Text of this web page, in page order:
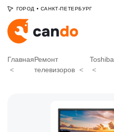
ГОРОД • САНКТ-ПЕТЕРБУРГ
ГлавнаяРемонт
телевизоров
Toshiba